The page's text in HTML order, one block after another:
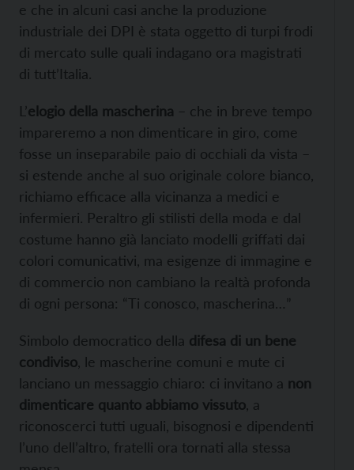
e che in alcuni casi anche la produzione
industriale dei DPI è stata oggetto di turpi frodi
di mercato sulle quali indagano ora magistrati
di tutt’Italia.
L’elogio della mascherina – che in breve tempo
impareremo a non dimenticare in giro, come
fosse un inseparabile paio di occhiali da vista –
si estende anche al suo originale colore bianco,
richiamo efficace alla vicinanza a medici e
infermieri. Peraltro gli stilisti della moda e dal
costume hanno già lanciato modelli griffati dai
colori comunicativi, ma esigenze di immagine e
di commercio non cambiano la realtà profonda
di ogni persona: “Ti conosco, mascherina…”
Simbolo democratico della difesa di un bene
condiviso , le mascherine comuni e mute ci
lanciano un messaggio chiaro: ci invitano a non
dimenticare quanto abbiamo vissuto , a
riconoscerci tutti uguali, bisognosi e dipendenti
l’uno dell’altro, fratelli ora tornati alla stessa